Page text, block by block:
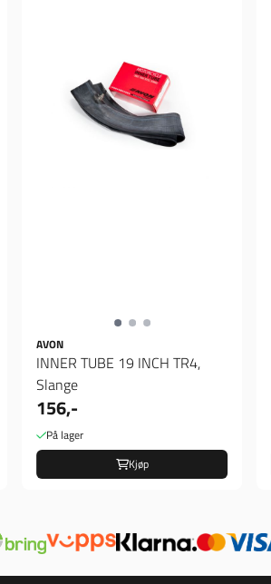
AVON
INNER TUBE 19 INCH TR4,
Slange
156,-
På lager
Kjøp